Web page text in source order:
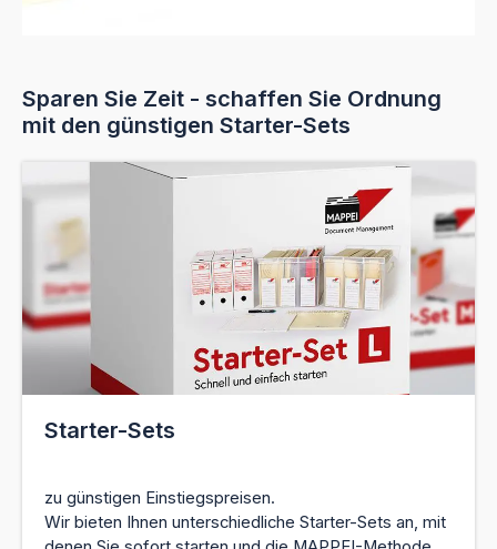
Sparen Sie Zeit - schaffen Sie Ordnung
mit den günstigen Starter-Sets
Starter-Sets
zu günstigen Einstiegspreisen.
Wir bieten Ihnen unterschiedliche Starter-Sets an, mit